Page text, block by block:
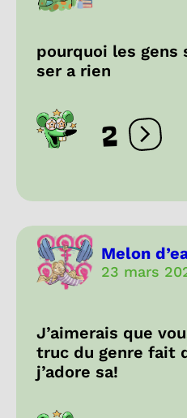
pourquoi les gens
ser a rien
2 Ouvrir
Melon
23 mars
J’aimerais que
truc du genre fait
j’adore sa!